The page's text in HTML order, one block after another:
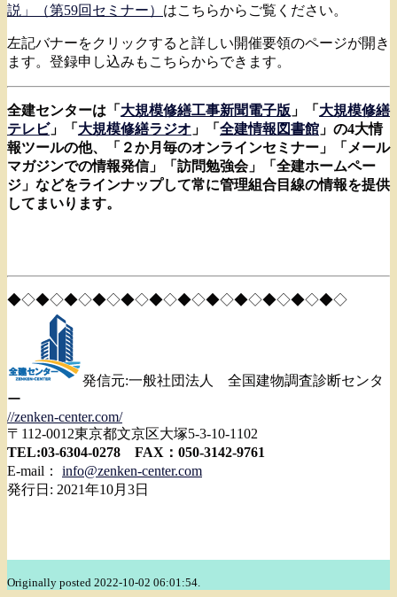
説」（第59回セミナー） はこちらからご覧ください。
左記バナーをクリックすると詳しい開催要領のページが開き
ます。登録申し込みもこちらからできます。
全建センターは「 大規模修繕工事新聞電子版 」「 大規模修繕
テレビ」「 大規模修繕ラジオ 」「 全建情報図書館 」の4大情
報ツールの他、「 ２か月毎のオンラインセミナー」「メール
マガジンでの情報発信」
「訪問勉強会」「全建ホームペー
ジ」 などをラインナップして常に管理組合目線の情報を提供
してまいり ます。
◆◇◆◇◆◇◆◇◆◇◆◇◆◇◆◇◆◇◆◇◆◇◆◇
発信元:一般社団法人 全国建物調査診断センタ
ー
//zenken-center.com/
〒112-0012東京都文京区大塚5-3-10-1102
TEL:03-6304-0278 FAX：050-3142-9761
E-mail： info@zenken-center.com
発行日: 2021年10月3日
Originally posted 2022-10-02 06:01:54.